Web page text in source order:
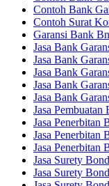
Contoh Bank
Contoh Surat
Garansi Bank
Jasa Bank
Jasa Bank
Jasa Bank
Jasa Bank
Jasa Bank
Jasa Pembuatan
Jasa Penerbitan
Jasa Penerbitan
Jasa Penerbitan
Jasa Surety Bond
Jasa Surety